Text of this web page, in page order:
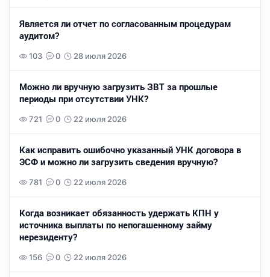
Является ли отчет по согласованным процедурам
аудитом?
103 0 28 июля 2026
Можно ли вручную загрузить ЗВТ за прошлые
периоды при отсутствии УНК?
721 0 22 июля 2026
Как исправить ошибочно указанный УНК договора в
ЭСФ и можно ли загрузить сведения вручную?
781 0 22 июля 2026
Когда возникает обязанность удержать КПН у
источника выплаты по непогашенному займу
нерезиденту?
156 0 22 июля 2026